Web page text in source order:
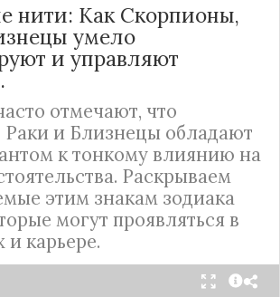
нити: Как Скорпионы,
умело
и управляют
отмечают, что
и Близнецы обладают
к тонкому влиянию на
Раскрываем
этим знакам зодиака
могут проявляться в
карьере.